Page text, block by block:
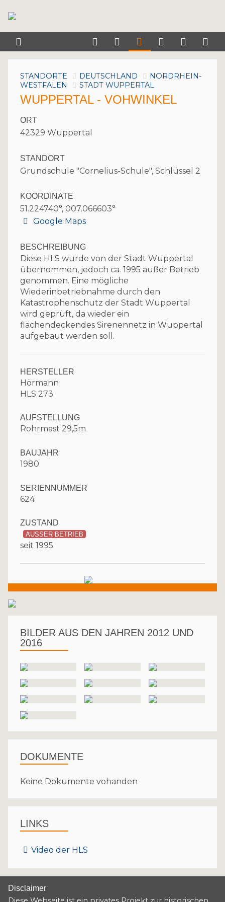
STANDORTE DEUTSCHLAND
NORDRHEIN-
WESTFALEN
STADT WUPPERTAL
WUPPERTAL - VOHWINKEL
ORT
42329 Wuppertal
STANDORT
Grundschule "Cornelius-Schule", Schlüssel 2
KOORDINATE
51.224740°, 007.066603°
Google Maps
BESCHREIBUNG
Diese HLS wurde von der Stadt Wuppertal
übernommen, jedoch ca. 1995 außer Betrieb
genommen. Eine mögliche
Wiederinbetriebnahme durch den
Katastrophenschutz der Stadt Wuppertal
wird geprüft, da wieder ein
flächendeckendes Sirenennetz in Wuppertal
aufgebaut werden soll.
HERSTELLER
Hörmann
HLS 273
AUFSTELLUNG
Rohrmast 29,5m
BAUJAHR
1980
SERIENNUMMER
624
ZUSTAND
AUSSER BETRIEB
seit 1995
BILDER AUS DEN JAHREN 2012 UND
2016
DOKUMENTE
Keine Dokumente vohanden
LINKS
Video der HLS
Disclaimer